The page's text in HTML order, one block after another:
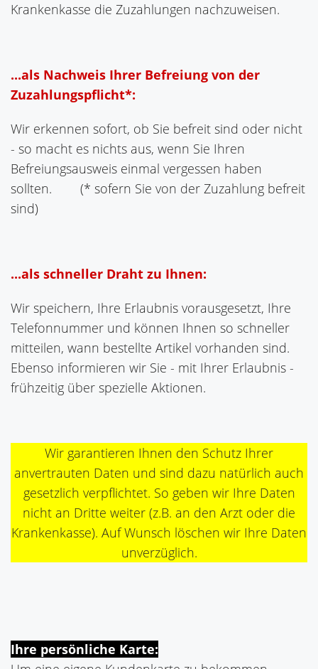
Krankenkasse die Zuzahlungen nachzuweisen.
...als Nachweis Ihrer Befreiung von der
Zuzahlungspflicht*:
Wir erkennen sofort, ob Sie befreit sind oder nicht
- so macht es nichts aus, wenn Sie Ihren
Befreiungsausweis einmal vergessen haben
sollten. (* sofern Sie von der Zuzahlung befreit
sind)
...als schneller Draht zu Ihnen:
Wir speichern, Ihre Erlaubnis vorausgesetzt, Ihre
Telefonnummer und können Ihnen so schneller
mitteilen, wann bestellte Artikel vorhanden sind.
Ebenso informieren wir Sie - mit Ihrer Erlaubnis -
frühzeitig über spezielle Aktionen.
Wir garantieren Ihnen den Schutz Ihrer
anvertrauten Daten und sind dazu natürlich auch
gesetzlich verpflichtet. So geben wir Ihre Daten
nicht an Dritte weiter (z.B. an den Arzt oder die
Krankenkasse). Auf Wunsch löschen wir Ihre Daten
unverzüglich.
Ihre persönliche Karte: